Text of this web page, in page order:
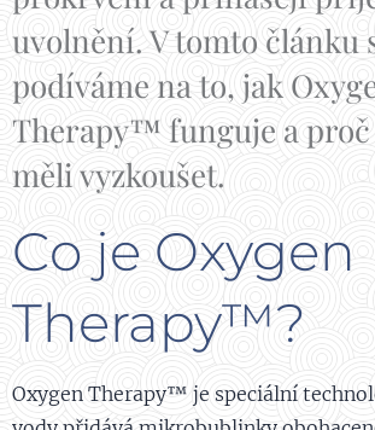
uvolnění. V tomto článku
podíváme na to, jak
Therapy™ funguje a
měli vyzkoušet.
Co je Oxygen
Therapy™?
Oxygen Therapy™ je speciální